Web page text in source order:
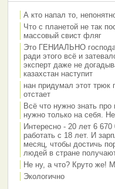
А кто напал то,
Что с планетой не так
массовый свист фляг
Это ГЕНИАЛЬНО
ради этого всё и
эксперт даже не
казахстан наступит
нан придумал этот трюк
отстает
Всё что нужно знать
нужно только на себя.
Интересно - 20 лет 6
работать с 18 лет. И
месяц, чтобы достичь
людей в стране
Не ну, а что? Круто же!
Экологично